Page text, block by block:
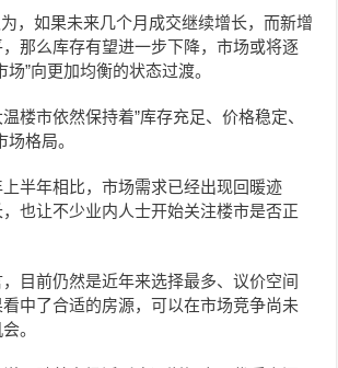
，如果未来几个月成交继续增长，而新增
那么库存有望进一步下降，市场或将逐
场”向更加均衡的状态过渡。
楼市依然保持着”库存充足、价格稳定、
格局。
半年相比，市场需求已经出现回暖迹
也让不少业内人士开始关注楼市是否正
目前仍然是近年来选择最多、议价空间
中了合适的房源，可以在市场竞争尚未
。